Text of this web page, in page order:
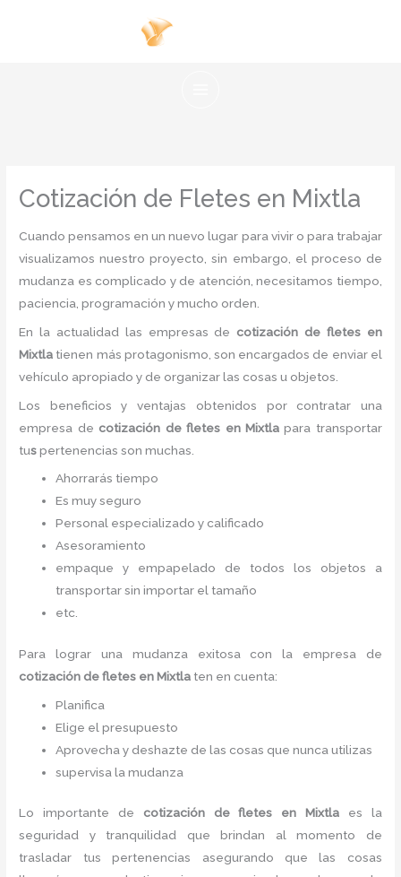
Cotización de Fletes en Mixtla
Cuando pensamos en un nuevo lugar para vivir o para trabajar
visualizamos nuestro proyecto, sin embargo, el proceso de
mudanza es complicado y de atención, necesitamos tiempo,
paciencia, programación y mucho orden.
En la actualidad las empresas de cotización de fletes en
Mixtla tienen más protagonismo, son encargados de enviar el
vehículo apropiado y de organizar las cosas u objetos.
Los beneficios y ventajas obtenidos por contratar una
empresa de cotización de fletes en Mixtlapara transportar
tuspertenencias son muchas.
Ahorrarás tiempo
Es muy seguro
Personal especializado y calificado
Asesoramiento
empaque y empapelado de todos los objetos a
transportar sin importar el tamaño
etc.
Para lograr una mudanza exitosa con la empresa de
cotización de fletes en Mixtla ten en cuenta:
Planifica
Elige el presupuesto
Aprovecha y deshazte de las cosas que nunca utilizas
supervisa la mudanza
Lo importante de cotización de fletes en Mixtla es la
seguridad y tranquilidad que brindan al momento de
trasladar tus pertenencias asegurando que las cosas